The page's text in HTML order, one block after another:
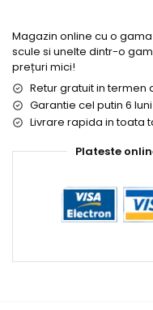
Magazin online cu o
scule si unelte dintr-o
prețuri mici!
Retur gratuit in termen
Garantie cel putin 6 luni
Livrare rapida in toata
Plateste